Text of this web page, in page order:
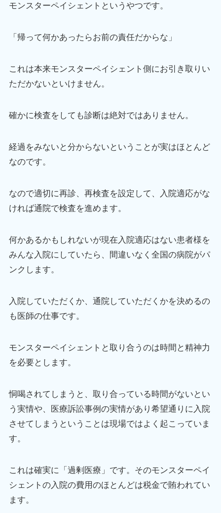
モンスターペイシェントというやつです。
「帰って何かあったらお前の責任だからな」
これは本来モンスターペイシェント側にお引き取りい
ただかないといけません。
確かに検査をしても診断は絶対ではありません。
経過をみないと分からないということが実はほとんど
なのです。
なので適切に再診、再検査を設定して、入院適応がな
ければ通院で検査を進めます。
何かあるかもしれないが現在入院適応はない患者様を
みんな入院にしていたら、間違いなく全国の病院がパ
ンクします。
入院していただくか、通院していただくかを決めるの
も医師の仕事です。
モンスターペイシェントと取り合うのは時間と精神力
を必要とします。
恫喝されてしまうと、取り合っている時間がないとい
う実情や、医療訴訟事例の実情があり希望通りに入院
させてしまうということは現場ではよく起こっていま
す。
これは確実に「過剰医療」です。そのモンスターペイ
シェントの入院の費用のほとんどは税金で賄われてい
ます。